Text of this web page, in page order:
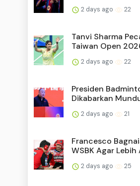
2 days ago 22
Tanvi Sharma
Taiwan Open
2 days ago 22
Presiden
Dikabarkan
2 days ago 21
Francesco
WSBK Agar Lebih
2 days ago 25